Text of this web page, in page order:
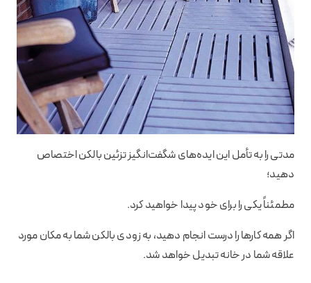
مدتی را به تأمل این ایده‌های شگفت‌انگیز تزئین بالکن اختصاص
دهید؛
مطمئناً یکی را برای خود پیدا خواهید کرد.
اگر همه کارها را درست انجام دهید، به زودی بالکن شما به مکان مورد
علاقه شما در خانه تبدیل خواهد شد.